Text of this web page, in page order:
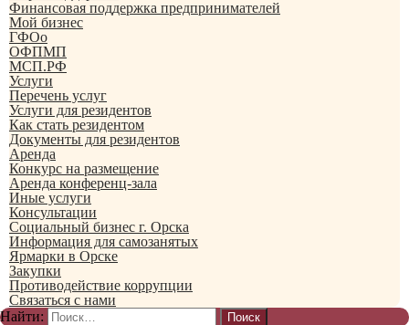
Финансовая поддержка предпринимателей
Мой бизнес
ГФОо
ОФПМП
МСП.РФ
Услуги
Перечень услуг
Услуги для резидентов
Как стать резидентом
Документы для резидентов
Аренда
Конкурс на размещение
Аренда конференц-зала
Иные услуги
Консультации
Социальный бизнес г. Орска
Информация для самозанятых
Ярмарки в Орске
Закупки
Противодействие коррупции
Связаться с нами
Найти: